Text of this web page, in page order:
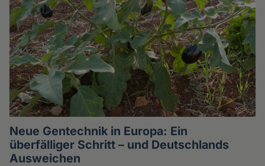
Neue Gentechnik in Europa: Ein
überfälliger Schritt – und Deutschlands
Ausweichen